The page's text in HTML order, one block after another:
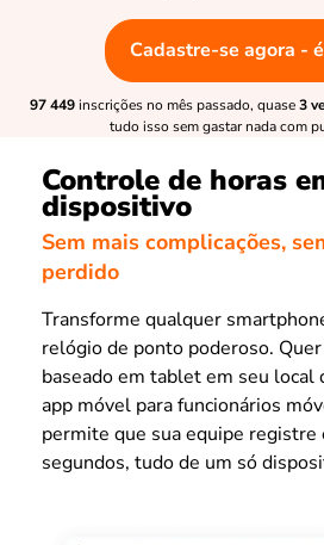
Cadastre-se agora -
97 449inscrições no mês passado, quase3
tudo isso sem gastar nada com
Controle de horas
dispositivo
Sem mais complicações,
perdido
Transforme qualquer
relógio de ponto poderoso.
baseado em tablet em seu local
app móvel para funcionários
permite que sua equipe registre
segundos, tudo de um só